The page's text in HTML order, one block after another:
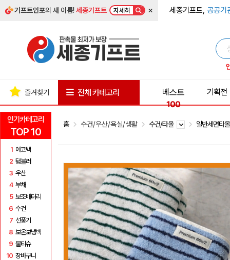
기프트인포의 새 이름!세종기프트 자세히 × 세종기프트, 공공기
인기카테고리
TOP 10
1 에코백
2 텀블러
3 우산
4 부채
5 보조배터리
6 수건
7 선풍기
8 보온보냉백
9 물티슈
10 장바구니
즐겨찾기 전체 카테고리
베스트
100
기획전
홈 수건/우산/욕실/생활 수건/타올 일반세면타